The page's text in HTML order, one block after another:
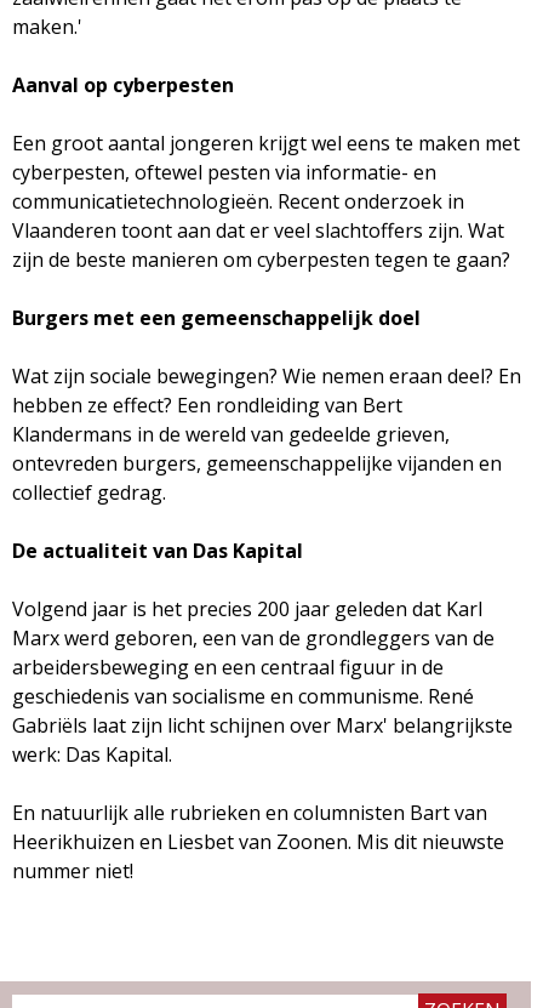
a
z
i
n
e
maken.'
Aanval op cyberpesten
Een groot aantal jongeren krijgt wel eens te maken met
cyberpesten, oftewel pesten via informatie- en
communicatietechnologieën. Recent onderzoek in
Vlaanderen toont aan dat er veel slachtoffers zijn. Wat
zijn de beste manieren om cyberpesten tegen te gaan?
Burgers met een gemeenschappelijk doel
Wat zijn sociale bewegingen? Wie nemen eraan deel? En
hebben ze effect? Een rondleiding van Bert
Klandermans in de wereld van gedeelde grieven,
ontevreden burgers, gemeenschappelijke vijanden en
collectief gedrag.
De actualiteit van Das Kapital
Volgend jaar is het precies 200 jaar geleden dat Karl
Marx werd geboren, een van de grondleggers van de
arbeidersbeweging en een centraal figuur in de
geschiedenis van socialisme en communisme. René
Gabriëls laat zijn licht schijnen over Marx' belangrijkste
werk: Das Kapital.
En natuurlijk alle rubrieken en columnisten Bart van
Heerikhuizen en Liesbet van Zoonen. Mis dit nieuwste
nummer niet!